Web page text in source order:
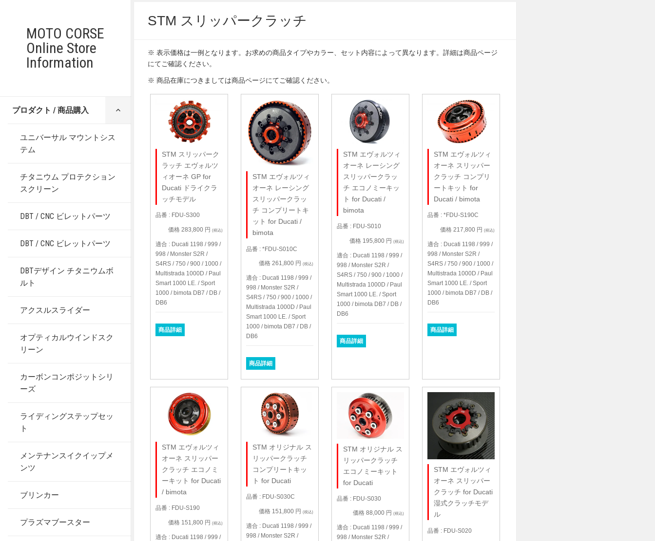
MOTO CORSE
Online Store
Information
プロダクト / 商品購入
ュ
ユニバーサル マウントシス
テム
チタニウム プロテクション
スクリーン
DBT / CNC ビレットパーツ
DBT / CNC ビレットパーツ
DBTデザイン チタニウムボ
ルト
アクスルスライダー
オプティカルウインドスク
リーン
カーボンコンポジットシリ
ーズ
ライディングステップセッ
ト
メンテナンスイクイップメ
ンツ
ブリンカー
プラズマブースター
STM スリッパークラッチ
※ 表示価格は一例となります。お求めの商品タイプやカラー、セット内容によって異なります。詳細は商品ページ
にてご確認ください。
※ 商品在庫につきましては商品ページにてご確認ください。
STM スリッパーク
ラッチ エヴォルツ
ィオーネ GP for
Ducati ドライクラ
ッチモデル
品番 : FDU-S300
価格 283,800 円(税込)
適合 : Ducati 1198 / 999 /
998 / Monster S2R /
S4RS / 750 / 900 / 1000 /
Multistrada 1000D / Paul
Smart 1000 LE. / Sport
1000 / bimota DB7 / DB /
DB6
商品詳細
STM エヴォルツィ
オーネ レーシング
スリッパークラッ
チ コンプリートキ
ット for Ducati /
bimota
品番 : *FDU-S010C
価格 261,800 円(税込)
適合 : Ducati 1198 / 999 /
998 / Monster S2R /
S4RS / 750 / 900 / 1000 /
Multistrada 1000D / Paul
Smart 1000 LE. / Sport
1000 / bimota DB7 / DB /
DB6
商品詳細
STM エヴォルツィ
オーネ レーシング
スリッパークラッ
チ エコノミーキッ
ト for Ducati /
bimota
品番 : FDU-S010
価格 195,800 円 (税込)
適合 : Ducati 1198 / 999 /
998 / Monster S2R /
S4RS / 750 / 900 / 1000 /
Multistrada 1000D / Paul
Smart 1000 LE. / Sport
1000 / bimota DB7 / DB /
DB6
商品詳細
STM エヴォルツィ
オーネ スリッパー
クラッチ コンプリ
ートキット for
Ducati / bimota
品番 : *FDU-S190C
価格 217,800 円 (税込)
適合 : Ducati 1198 / 999 /
998 / Monster S2R /
S4RS / 750 / 900 / 1000 /
Multistrada 1000D / Paul
Smart 1000 LE. / Sport
1000 / bimota DB7 / DB /
DB6
商品詳細
STM エヴォルツィ
オーネ スリッパー
クラッチ エコノミ
ーキット for Ducati
/ bimota
品番 : FDU-S190
価格 151,800 円(税込)
適合 : Ducati 1198 / 999 /
STM オリジナル ス
リッパークラッチ
コンプリートキッ
ト for Ducati
品番 : FDU-S030C
価格 151,800 円(税込)
適合 : Ducati 1198 / 999 /
998 / Monster S2R /
STM オリジナル ス
リッパークラッチ
エコノミーキット
for Ducati
品番 : FDU-S030
価格 88,000 円 (税込)
適合 : Ducati 1198 / 999 /
998 / Monster S2R /
STM エヴォルツィ
オーネ スリッパー
クラッチ for Ducati
湿式クラッチモデ
ル
品番 : FDU-S020